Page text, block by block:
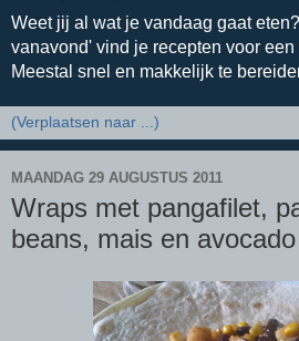
Weet jij al wat je vandaag gaat
vanavond' vind je recepten voor
Meestal snel en makkelijk te
MAANDAG 29 AUGUSTUS 2011
Wraps met pangafilet,
beans, mais en avocado